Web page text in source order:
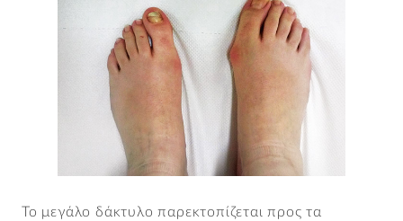
Το μεγάλο δάκτυλο παρεκτοπίζεται προς τα